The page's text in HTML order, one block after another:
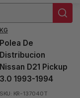
KG
Polea De
Distribucion
Nissan D21 Pickup
3.0 1993-1994
SKU: KR-137040T